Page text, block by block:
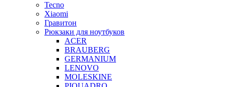
Tecno
Xiaomi
Гравитон
Рюкзаки для ноутбуков
ACER
BRAUBERG
GERMANIUM
LENOVO
MOLESKINE